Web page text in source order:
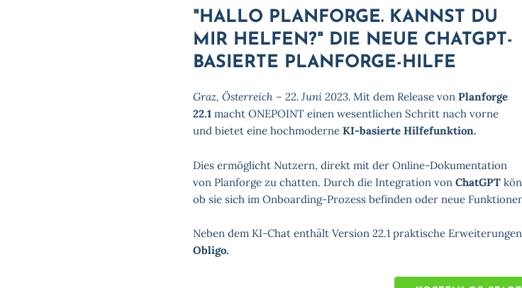
"HALLO PLANFORGE. KANNST DU
MIR HELFEN?" DIE NEUE CHATGPT-
BASIERTE PLANFORGE-HILFE
Graz, Österreich – 22. Juni 2023. Mit dem Release von Planforge
22.1 macht ONEPOINT einen wesentlichen Schritt nach vorne
und bietet eine hochmoderne KI-basierte Hilfefunktion.
Dies ermöglicht Nutzern, direkt mit der Online-Dokumentation
von Planforge zu chatten. Durch die Integration von ChatGPT
ob sie sich im Onboarding-Prozess befinden oder neue
Neben dem KI-Chat enthält Version 22.1 praktische
Obligo.